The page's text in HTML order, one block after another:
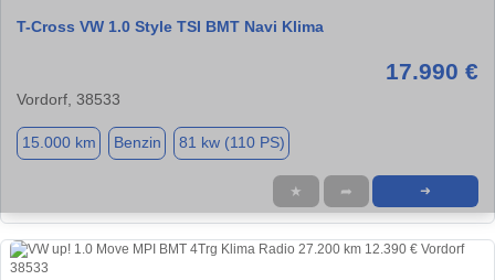
T-Cross VW 1.0 Style TSI BMT Navi Klima
17.990 €
Vordorf, 38533
15.000 km Benzin 81 kw (110 PS)
★ ➦ ➜